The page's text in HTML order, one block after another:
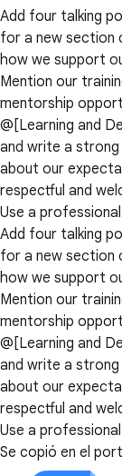
Add four talking
for a new section
how we support
Mention our
mentorship
@[Learning and
and write a
about our
respectful and
Use a
Add four talking
for a new section
how we support
Mention our
mentorship
@[Learning and
and write a
about our
respectful and
Use a
Se copió en el